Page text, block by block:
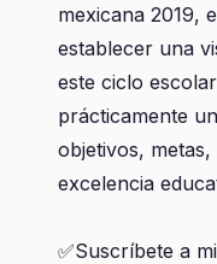
mexicana 2019,
establecer una
este ciclo
prácticamente
objetivos,
excelencia
✅Suscríbete a